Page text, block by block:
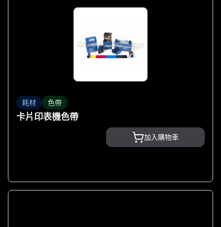
耗材 色帶
卡片印表機色帶
加入購物車